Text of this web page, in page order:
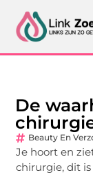
De
Beauty En
Je hoort en
chirurgie, dit